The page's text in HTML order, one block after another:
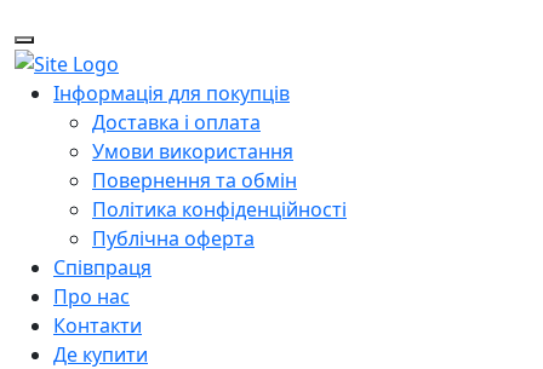
Інформація для покупців
Доставка і оплата
Умови використання
Повернення та обмін
Політика конфіденційності
Публічна оферта
Співпраця
Про нас
Контакти
Де купити